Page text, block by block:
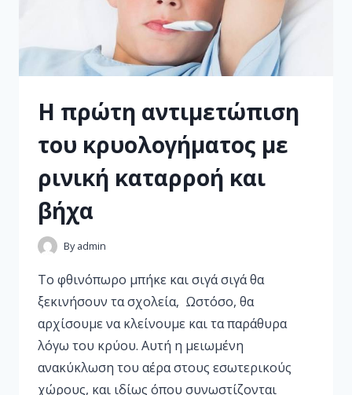
Η πρώτη αντιμετώπιση
του κρυολογήματος με
ρινική καταρροή και
βήχα
By admin
Το φθινόπωρο μπήκε και σιγά σιγά θα
ξεκινήσουν τα σχολεία, Ωστόσο, θα
αρχίσουμε να κλείνουμε και τα παράθυρα
λόγω του κρύου. Αυτή η μειωμένη
ανακύκλωση του αέρα στους εσωτερικούς
χώρους, και ιδίως όπου συνωστίζονται